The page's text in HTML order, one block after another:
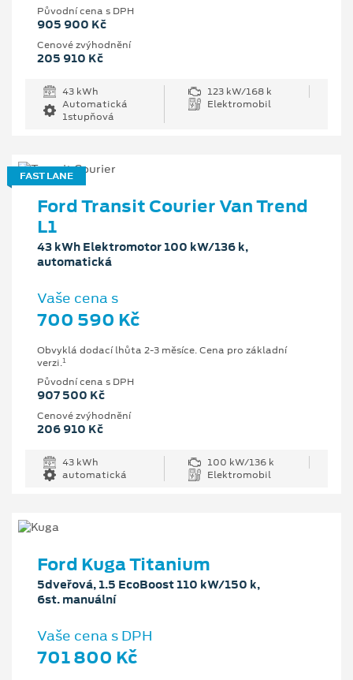
Původní cena s DPH
905 900 Kč
Cenové zvýhodnění
205 910 Kč
43 kWh
123 kW/168 k
Automatická
1stupňová
Elektromobil
FAST LANE
Ford Transit Courier Van Trend
L1
43 kWh Elektromotor 100 kW/136 k,
automatická
Vaše cena s
700 590 Kč
Obvyklá dodací lhůta 2-3 měsíce. Cena pro základní
verzi.1
Původní cena s DPH
907 500 Kč
Cenové zvýhodnění
206 910 Kč
43 kWh
100 kW/136 k
automatická
Elektromobil
Ford Kuga Titanium
5dveřová, 1.5 EcoBoost 110 kW/150 k,
6st. manuální
Vaše cena s DPH
701 800 Kč